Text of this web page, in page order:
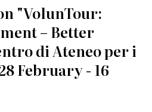
"VolunTour:
– Better
di Ateneo per i
February - 16